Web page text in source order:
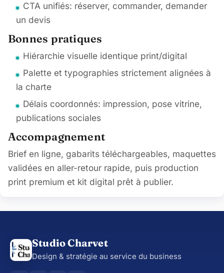
CTA unifiés: réserver, commander, demander
un devis
Bonnes pratiques
Hiérarchie visuelle identique print/digital
Palette et typographies strictement alignées à
la charte
Délais coordonnés: impression, pose vitrine,
publications sociales
Accompagnement
Brief en ligne, gabarits téléchargeables, maquettes
validées en aller-retour rapide, puis production
print premium et kit digital prêt à publier.
Studio Charvet
Design & stratégie au service du business